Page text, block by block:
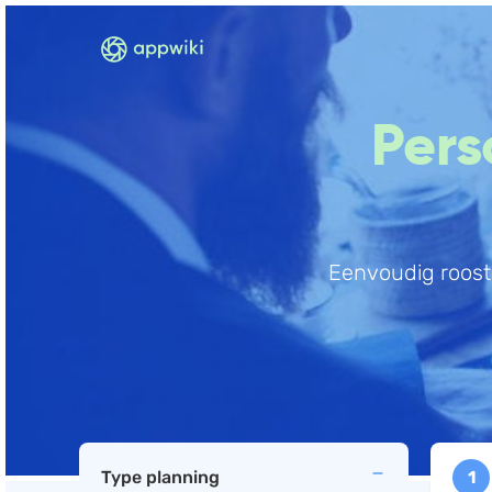
Eenvoudig
1
Type planning